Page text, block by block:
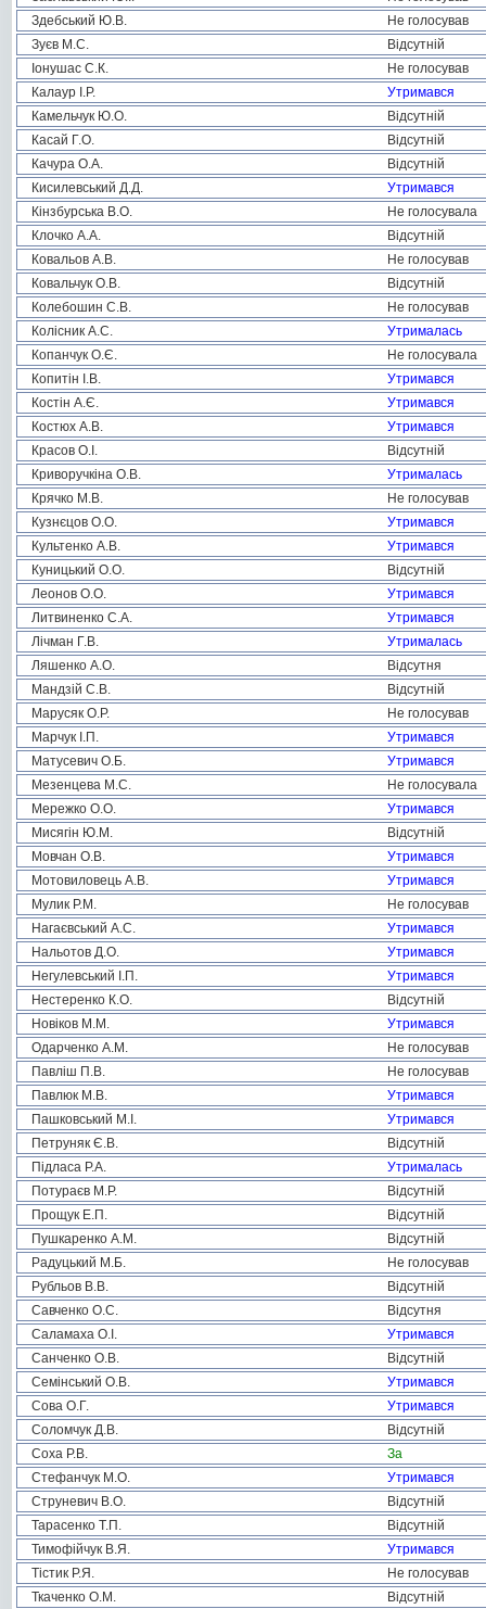
Здебський Ю.В.
Не голосував
Зуєв М.С.
Відсутній
Іонушас С.К.
Не голосував
Калаур І.Р.
Утримався
Камельчук Ю.О.
Відсутній
Касай Г.О.
Відсутній
Качура О.А.
Відсутній
Кисилевський Д.Д.
Утримався
Кінзбурська В.О.
Не голосувала
Клочко А.А.
Відсутній
Ковальов А.В.
Не голосував
Ковальчук О.В.
Відсутній
Колебошин С.В.
Не голосував
Колісник А.С.
Утрималась
Копанчук О.Є.
Не голосувала
Копитін І.В.
Утримався
Костін А.Є.
Утримався
Костюх А.В.
Утримався
Красов О.І.
Відсутній
Криворучкіна О.В.
Утрималась
Крячко М.В.
Не голосував
Кузнєцов О.О.
Утримався
Культенко А.В.
Утримався
Куницький О.О.
Відсутній
Леонов О.О.
Утримався
Литвиненко С.А.
Утримався
Лічман Г.В.
Утрималась
Ляшенко А.О.
Відсутня
Мандзій С.В.
Відсутній
Марусяк О.Р.
Не голосував
Марчук І.П.
Утримався
Матусевич О.Б.
Утримався
Мезенцева М.С.
Не голосувала
Мережко О.О.
Утримався
Мисягін Ю.М.
Відсутній
Мовчан О.В.
Утримався
Мотовиловець А.В.
Утримався
Мулик Р.М.
Не голосував
Нагаєвський А.С.
Утримався
Нальотов Д.О.
Утримався
Негулевський І.П.
Утримався
Нестеренко К.О.
Відсутній
Новіков М.М.
Утримався
Одарченко А.М.
Не голосував
Павліш П.В.
Не голосував
Павлюк М.В.
Утримався
Пашковський М.І.
Утримався
Петруняк Є.В.
Відсутній
Підласа Р.А.
Утрималась
Потураєв М.Р.
Відсутній
Прощук Е.П.
Відсутній
Пушкаренко А.М.
Відсутній
Радуцький М.Б.
Не голосував
Рубльов В.В.
Відсутній
Савченко О.С.
Відсутня
Саламаха О.І.
Утримався
Санченко О.В.
Відсутній
Семінський О.В.
Утримався
Сова О.Г.
Утримався
Соломчук Д.В.
Відсутній
Соха Р.В.
За
Стефанчук М.О.
Утримався
Струневич В.О.
Відсутній
Тарасенко Т.П.
Відсутній
Тимофійчук В.Я.
Утримався
Тістик Р.Я.
Не голосував
Ткаченко О.М.
Відсутній